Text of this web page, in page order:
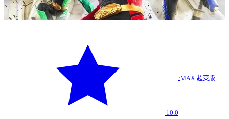
10.0
·MAX 超变版